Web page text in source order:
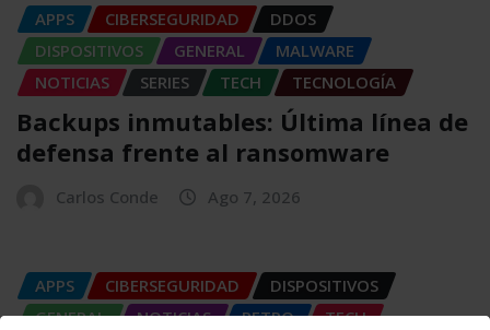
APPS CIBERSEGURIDAD
DDOS
DISPOSITIVOS
GENERAL
MALWARE
NOTICIAS
SERIES TECH TECNOLOGÍA
Backups inmutables: Última línea de
defensa frente al ransomware
Carlos Conde Ago 7, 2026
APPS CIBERSEGURIDAD
DISPOSITIVOS
GENERAL
NOTICIAS RETRO
TECH